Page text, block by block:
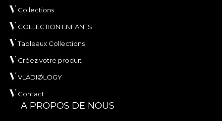
Collections
COLLECTION ENFANTS
Tableaux Collections
Créez votre produit
VLADIØLOGY
Contact
A PROPOS DE NOUS